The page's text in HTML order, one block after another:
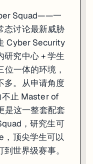
Squad——一
态讨论最新威胁
Cyber Security
研究中心 + 学生
一体的环境，
多。从申请角度
止 Master of
是这一整套配套
，研究生可
，顶尖学生可以
世界级赛事。